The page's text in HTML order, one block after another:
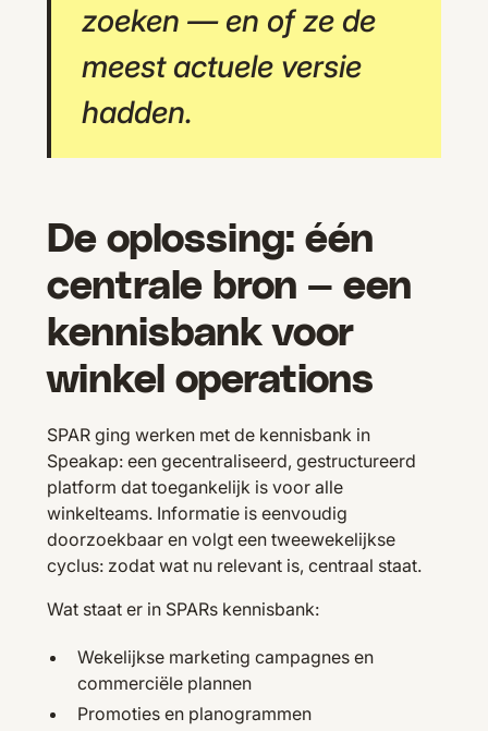
zoeken — en of ze de
meest actuele versie
hadden.
De oplossing: één
centrale bron — een
kennisbank voor
winkel operations
SPAR ging werken met de kennisbank in
Speakap: een gecentraliseerd, gestructureerd
platform dat toegankelijk is voor alle
winkelteams. Informatie is eenvoudig
doorzoekbaar en volgt een tweewekelijkse
cyclus: zodat wat nu relevant is, centraal staat.
Wat staat er in SPARs kennisbank:
Wekelijkse marketing campagnes en
commerciële plannen
Promoties en planogrammen